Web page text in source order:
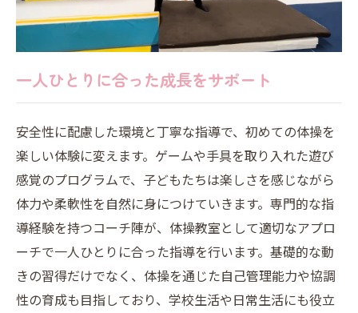
一人ひとりに合った成長をサポート
安全性に配慮した環境と丁寧な指導で、初めての体操を
楽しい体験に変えます。ゲームや手具を取り入れた遊び
感覚のプログラムで、子どもたちは楽しさを感じながら
体力や柔軟性を自然に身につけていきます。専門的な指
導経験を持つコーチ陣が、体操教室として適切なアプロ
ーチで一人ひとりに合った指導を行います。基礎的な動
きの習得だけでなく、体操を通じた自己管理能力や協調
性の育成も目指しており、学校生活や日常生活にも役立